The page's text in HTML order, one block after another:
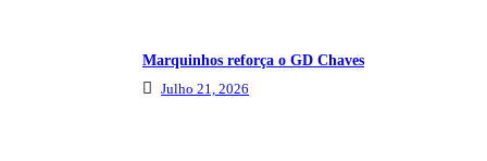
Marquinhos reforça o GD Chaves
Julho 21, 2026